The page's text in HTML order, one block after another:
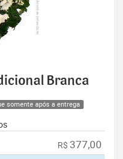
Branca
somente após a entrega
R$ 377,00